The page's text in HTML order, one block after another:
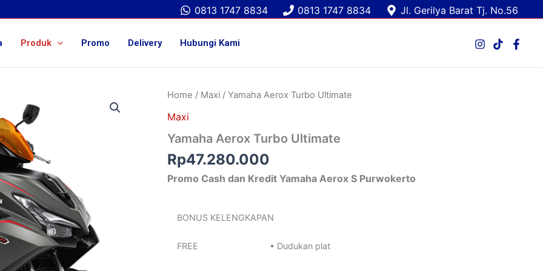
0813 1747 8834 0813 1747 8834 Jl. Gerilya Barat Tj. No.56
Produk Promo Delivery Hubungi Kami
Home / Maxi / Yamaha Aerox Turbo Ultimate
Maxi
Yamaha Aerox Turbo Ultimate
Rp47.280.000
Promo Cash dan Kredit Yamaha Aerox S Purwokerto
BONUS KELENGKAPAN
FREE • Dudukan plat